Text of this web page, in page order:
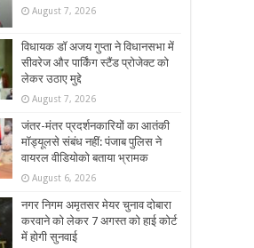
August 7, 2026
विधायक डॉ अजय गुप्ता ने विधानसभा में
सीवरेज और पार्किंग स्टैंड प्रोजेक्ट को
लेकर उठाए मुद्दे
August 7, 2026
जंतर-मंतर प्रदर्शनकारियों का आतंकी
मॉड्यूलसे संबंध नहीं: पंजाब पुलिस ने
वायरल वीडियोको बताया भ्रामक
August 6, 2026
नगर निगम अमृतसर मेयर चुनाव दोबारा
करवाने को लेकर 7 अगस्त को हाई कोर्ट
में होगी सुनवाई